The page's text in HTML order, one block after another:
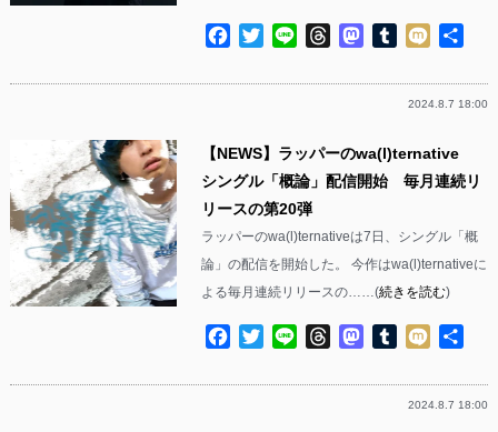
Facebook
TwitterLine ThreadsMastodon
Tumblr
Mixi
2024.8.7 18:00
【NEWS】ラッパーのwa(l)ternative
シングル「概論」配信開始 毎月連続リ
リースの第20弾
ラッパーのwa(l)ternativeは7日、シングル「概
論」の配信を開始した。 今作はwa(l)ternativeに
よる毎月連続リリースの……(続きを読む)
Facebook
TwitterLine ThreadsMastodon
Tumblr
Mixi
2024.8.7 18:00